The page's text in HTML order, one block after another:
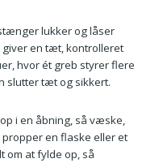
lukker og låser
en tæt, kontrolleret
hvor ét greb styrer flere
slutter tæt og sikkert.
i en åbning, så væske,
en flaske eller et
om at fylde op, så